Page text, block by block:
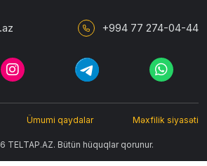
+994 77 274-04-44
TELTAP.AZ. Bütün hüquqlar qorunur.
Ümumi qaydalar Məxfilik siyasəti